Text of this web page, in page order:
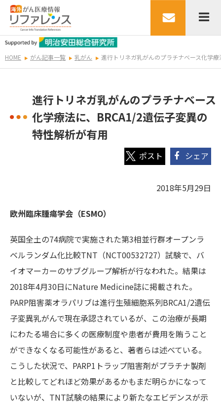
HOME がん記事一覧 乳がん 進行トリネガ乳がんのプラチナベース化学
進行トリネガ乳がんのプラチナベース
化学療法に、BRCA1/2遺伝子変異の
特性解析が有用
シェア
2018年5月29日
欧州臨床腫瘍学会（ESMO）
英国全土の74病院で実施された第3相並行群オープンラ
ベルランダム化比較TNT（NCT00532727）試験で、バ
イオマーカーのサブグループ解析が行なわれた。結果は
2018年4月30日にNature Medicine誌に掲載された。
PARP阻害薬オラパリブは進行生殖細胞系列BRCA1/2遺伝
子変異乳がんで現在承認されているが、この治療が長期
にわたる場合に多くの医療制度や患者が費用を賄うこと
ができなくなる可能性があると、著者らは述べている。
こうした状況で、PARP1トラップ阻害剤がプラチナ製剤
と比較してどれほど効果があるかもまだ明らかになって
いないが、TNT試験の結果により新たなエビデンスが示